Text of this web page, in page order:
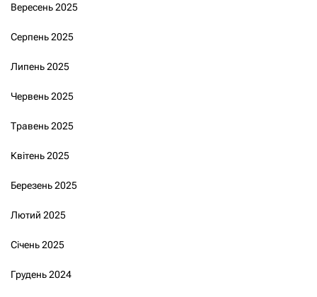
Вересень 2025
Серпень 2025
Липень 2025
Червень 2025
Травень 2025
Квітень 2025
Березень 2025
Лютий 2025
Січень 2025
Грудень 2024